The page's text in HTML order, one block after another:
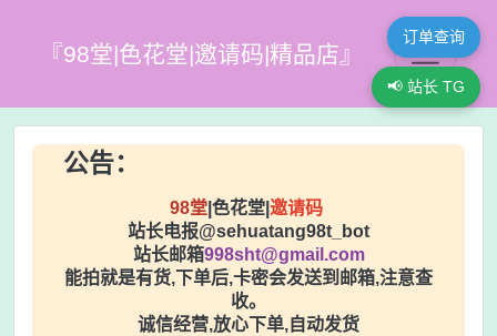
『98堂|色花堂|邀请码|精品店』
订单查询
📢 站长 TG
公告：
98堂 |色花堂| 邀请码
站长电报@sehuatang98t_bot
站长邮箱998sht@gmail.com
能拍就是有货,下单后,卡密会发送到邮箱,注意查
收。
诚信经营,放心下单,自动发货